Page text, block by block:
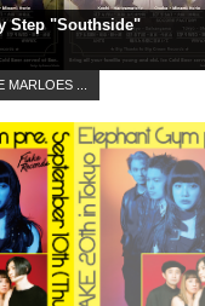
Step "Southside"
...